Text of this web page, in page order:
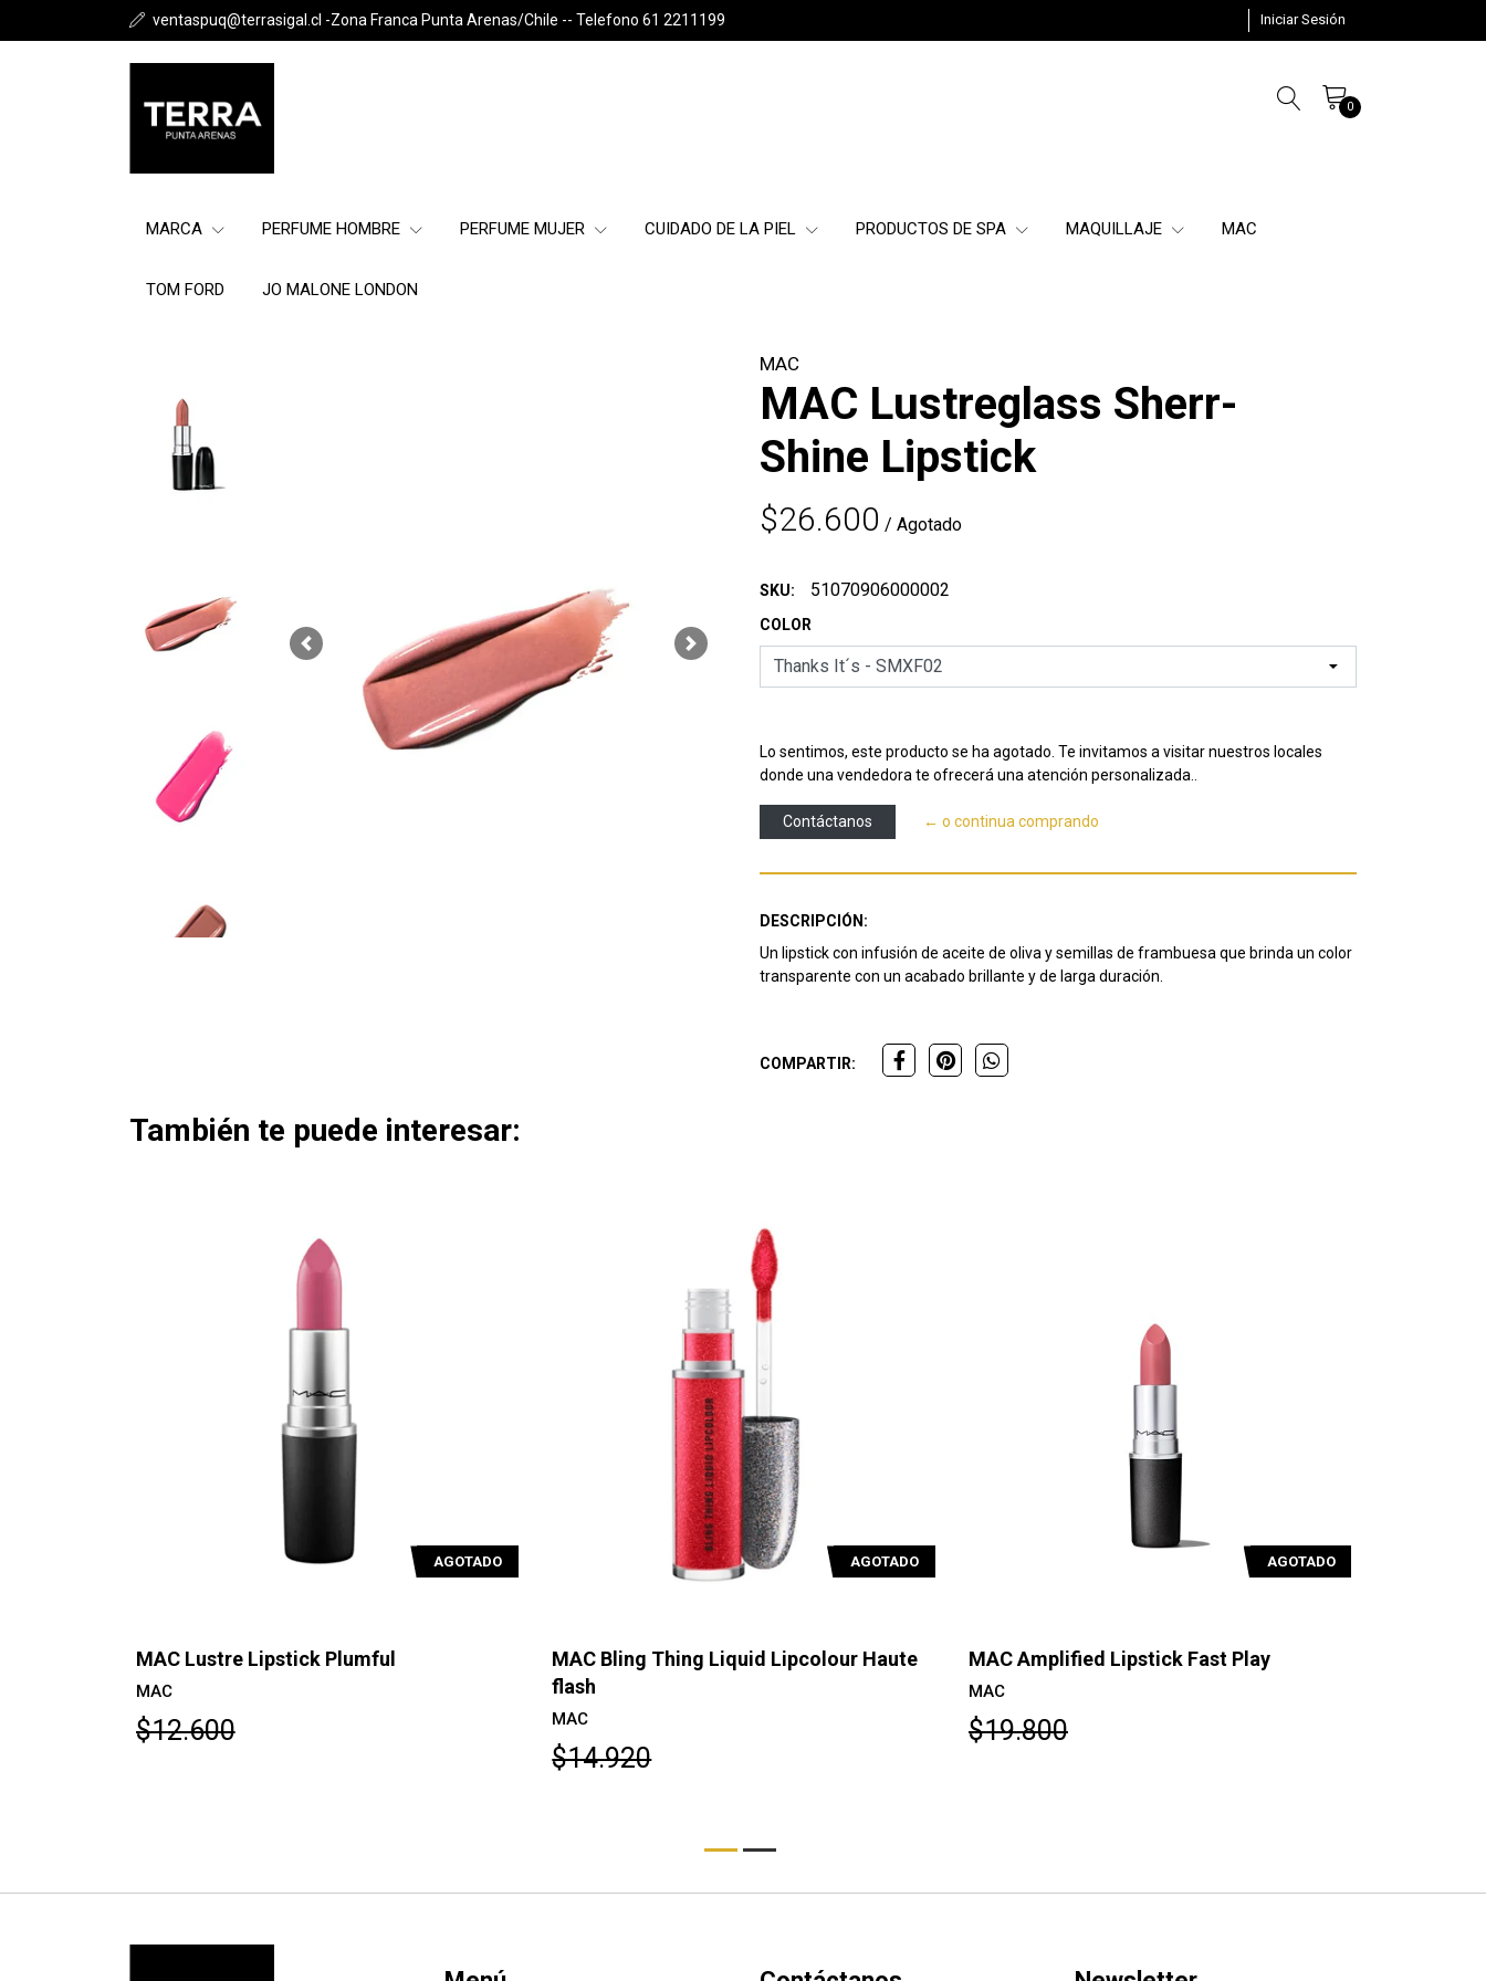
ventaspuq@terrasigal.cl -Zona Franca Punta Arenas/Chile -- Telefono 61 2211199 Iniciar Sesión
0
MARCA PERFUME HOMBRE PERFUME MUJER CUIDADO DE LA PIEL PRODUCTOS DE SPA MAQUILLAJE MAC
TOM FORD JO MALONE LONDON
Previous Next
MAC
MAC Lustreglass Sherr-
Shine Lipstick
$26.600 / Agotado
SKU: 51070906000002
COLOR
Lo sentimos, este producto se ha agotado. Te invitamos a visitar nuestros locales
donde una vendedora te ofrecerá una atención personalizada..
Contáctanos ← o continua comprando
DESCRIPCIÓN:
Un lipstick con infusión de aceite de oliva y semillas de frambuesa que brinda un color
transparente con un acabado brillante y de larga duración.
COMPARTIR:
También te puede interesar:
AGOTADO
MAC Lustre Lipstick Plumful
MAC
$12.600
AGOTADO
MAC Bling Thing Liquid Lipcolour Haute
flash
MAC
$14.920
AGOTADO
MAC Amplified Lipstick Fast Play
MAC
$19.800